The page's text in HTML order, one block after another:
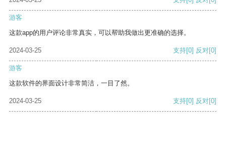
游客
这款app的用户评论非常真实，可以帮助我做出更准确的选择。
2024-03-25 支持[0] 反对[0]
游客
这款软件的界面设计非常简洁，一目了然。
2024-03-25 支持[0] 反对[0]